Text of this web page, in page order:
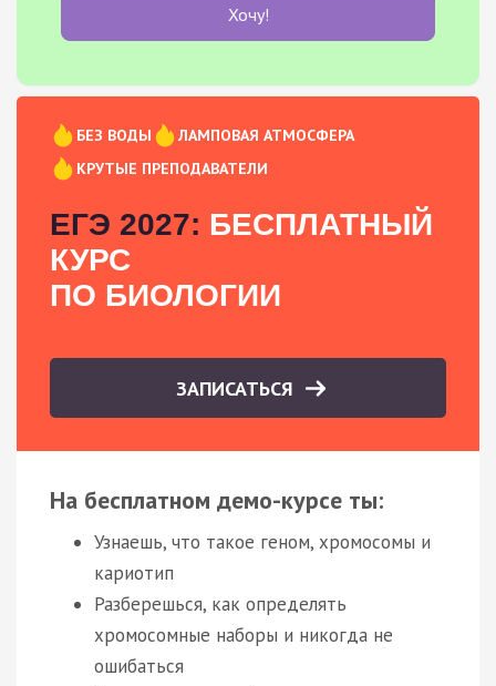
Хочу!
БЕЗ ВОДЫ
ЛАМПОВАЯ АТМОСФЕРА
КРУТЫЕ ПРЕПОДАВАТЕЛИ
ЕГЭ 2027: БЕСПЛАТНЫЙ
КУРС
ПО БИОЛОГИИ
ЗАПИСАТЬСЯ
На бесплатном демо-курсе ты:
Узнаешь, что такое геном, хромосомы и
кариотип
Разберешься, как определять
хромосомные наборы и никогда не
ошибаться